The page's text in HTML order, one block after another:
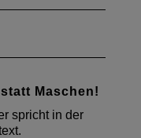
Maschen!
spricht in der